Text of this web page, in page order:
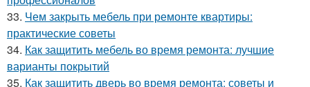
33. Чем закрыть мебель при ремонте квартиры:
практические советы
34. Как защитить мебель во время ремонта: лучшие
варианты покрытий
35. Как защитить дверь во время ремонта: советы и